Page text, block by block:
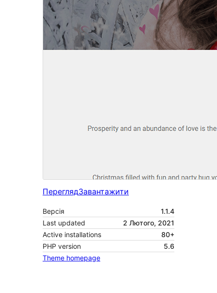
ПереглядЗавантажити
Версія
1.1.4
Last updated
2 Лютого, 2021
Active installations
80+
PHP version
5.6
Theme homepage